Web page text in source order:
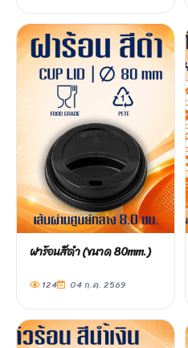
ฝาร้อนสีดำ (ขนาด 80mm.)
124 04 ก.ค. 2569